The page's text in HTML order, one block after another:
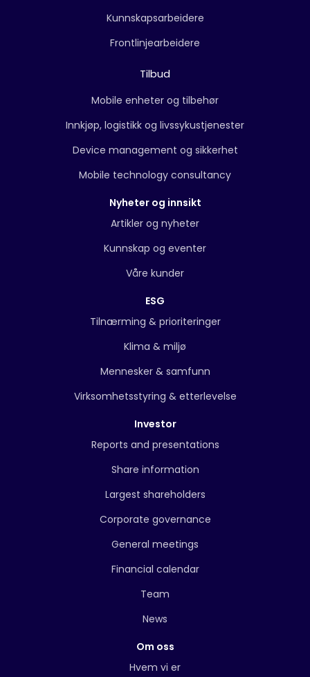
Kunnskapsarbeidere
Frontlinjearbeidere
Tilbud
Mobile enheter og tilbehør
Innkjøp, logistikk og livssykustjenester
Device management og sikkerhet
Mobile technology consultancy
Nyheter og innsikt
Artikler og nyheter
Kunnskap og eventer
Våre kunder
ESG
Tilnærming & prioriteringer
Klima & miljø
Mennesker & samfunn
Virksomhetsstyring & etterlevelse
Investor
Reports and presentations
Share information
Largest shareholders
Corporate governance
General meetings
Financial calendar
Team
News
Om oss
Hvem vi er